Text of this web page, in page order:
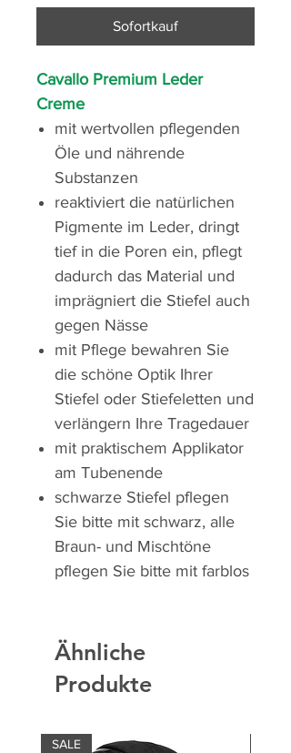
Sofortkauf
Cavallo Premium Leder
Creme
mit wertvollen pflegenden
Öle und nährende
Substanzen
reaktiviert die natürlichen
Pigmente im Leder, dringt
tief in die Poren ein, pflegt
dadurch das Material und
imprägniert die Stiefel auch
gegen Nässe
mit Pflege bewahren Sie
die schöne Optik Ihrer
Stiefel oder Stiefeletten und
verlängern Ihre Tragedauer
mit praktischem Applikator
am Tubenende
schwarze Stiefel pflegen
Sie bitte mit schwarz, alle
Braun- und Mischtöne
pflegen Sie bitte mit farblos
Ähnliche
Produkte
SALE